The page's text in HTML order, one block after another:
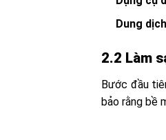
Dung
2.2 Làm
Bước đầu
bảo rằng bề